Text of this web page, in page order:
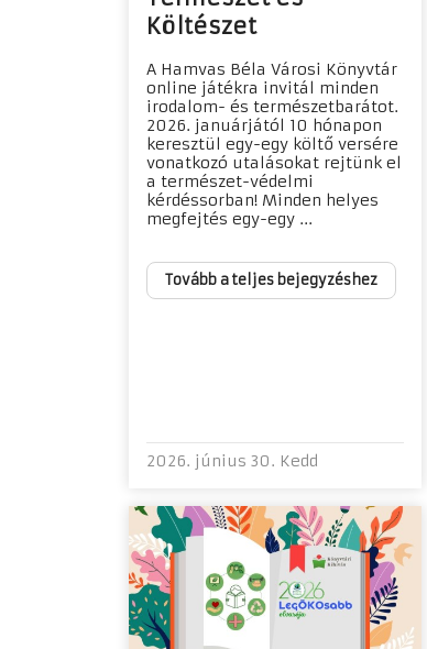
Költészet
A Hamvas Béla Városi Könyvtár
online játékra invitál minden
irodalom- és természetbarátot.
2026. januárjától 10 hónapon
keresztül egy-egy költő versére
vonatkozó utalásokat rejtünk el
a természet-védelmi
kérdéssorban! Minden helyes
megfejtés egy-egy ...
Tovább a teljes bejegyzéshez
2026. június 30. Kedd